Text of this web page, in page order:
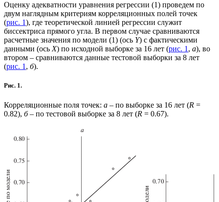
Оценку адекватности уравнения регрессии (1) проведем по
двум наглядным критериям корреляционных полей точек
(рис. 1), где теоретической линией регрессии служит
биссектриса прямого угла. В первом случае сравниваются
расчетные значения по модели (1) (ось Y) с фактическими
данными (ось Х) по исходной выборке за 16 лет (рис. 1 , а), во
втором – сравниваются данные тестовой выборки за 8 лет
(рис. 1 , б).
Рис. 1.
Корреляционные поля точек: а – по выборке за 16 лет (R =
0.82), б– по тестовой выборке за 8 лет (R = 0.67).